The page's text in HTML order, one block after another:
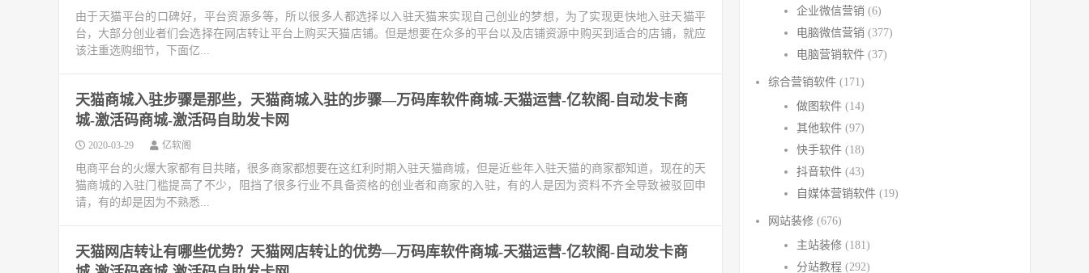
由于天猫平台的口碑好，平台资源多等，所以很多人都选择以入驻天猫来实现自己创业的梦想，为了实现更快地入驻天猫平
台，大部分创业者们会选择在网店转让平台上购买天猫店铺。但是想要在众多的平台以及店铺资源中购买到适合的店铺，就应
该注重选购细节，下面亿...
天猫商城入驻步骤是那些，天猫商城入驻的步骤—万码库软件商城-天猫运营-亿软阁-自动发卡商
城-激活码商城-激活码自助发卡网
2020-03-29 亿软阁
电商平台的火爆大家都有目共睹，很多商家都想要在这红利时期入驻天猫商城，但是近些年入驻天猫的商家都知道，现在的天
猫商城的入驻门槛提高了不少，阻挡了很多行业不具备资格的创业者和商家的入驻，有的人是因为资料不齐全导致被驳回申
请，有的却是因为不熟悉...
天猫网店转让有哪些优势？天猫网店转让的优势—万码库软件商城-天猫运营-亿软阁-自动发卡商
企业微信营销 (6)
电脑微信营销 (377)
电脑营销软件 (37)
综合营销软件 (171)
做图软件 (14)
其他软件 (97)
快手软件 (18)
抖音软件 (43)
自媒体营销软件 (19)
网站装修 (676)
主站装修 (181)
分站教程 (292)